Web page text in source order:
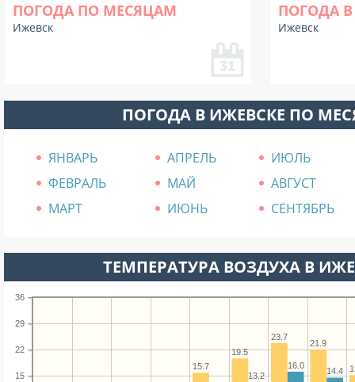
ПОГОДА ПО МЕСЯЦАМ
Ижевск
ПОГОДА В
Ижевск
ПОГОДА В ИЖЕВСКЕ ПО
ЯНВАРЬ АПРЕЛЬ
ИЮЛЬ
ФЕВРАЛЬ
МАЙ
АВГУСТ
МАРТ
ИЮНЬ СЕНТЯБРЬ
ТЕМПЕРАТУРА ВОЗДУХА В
15
22
29
36
21.9
23.7
19.5
15.7
14.4
16.0
13.2